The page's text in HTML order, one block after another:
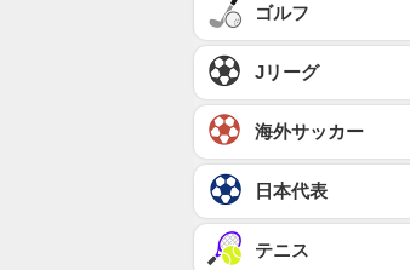
ゴルフ
Jリーグ
海外サッカー
日本代表
テニス